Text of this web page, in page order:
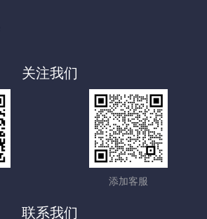
关注我们
添加客服
联系我们